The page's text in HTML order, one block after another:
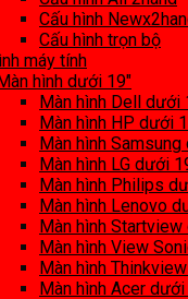
Cấu hình
Cấu hình trọn bộ
máy tính
hình dưới 19″
Màn hình Dell dưới
Màn hình HP dưới
Màn hình Samsung
Màn hình LG dưới
Màn hình Philips
Màn hình Lenovo
Màn hình Startview
Màn hình View
Màn hình
Màn hình Acer dưới